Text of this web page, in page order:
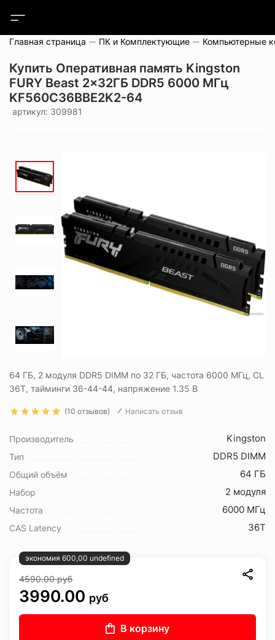
Главная страница ПК и Комплектующие Компьютерные
Купить Оперативная память Kingston
FURY Beast 2x32ГБ DDR5 6000 МГц
KF560C36BBE2K2-64
артикул: 309981
64 ГБ, 2 модуля DDR5 DIMM по 32 ГБ, частота 6000 МГц, CL
36T, тайминги 36-44-44, напряжение 1.35 В
(10 отзывов) Написать отзыв
Производитель Kingston
Тип DDR5 DIMM
Общий объём 64 ГБ
Набор 2 модуля
Частота 6000 МГц
CAS Latency 36T
экономия 600,00 undefined
4590.00руб
3990.00 руб
В корзину